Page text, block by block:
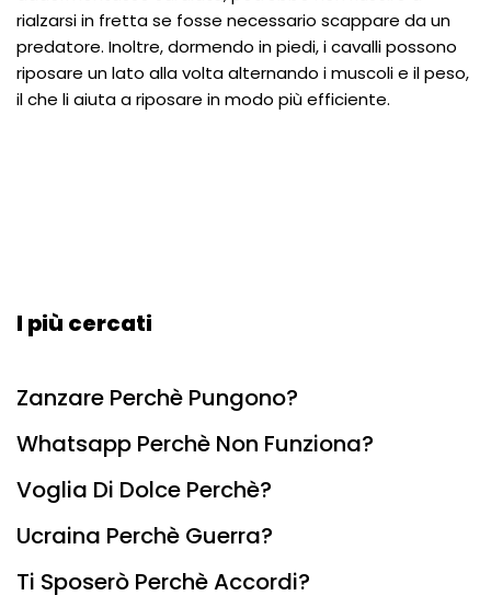
rialzarsi in fretta se fosse necessario scappare da un
predatore. Inoltre, dormendo in piedi, i cavalli possono
riposare un lato alla volta alternando i muscoli e il peso,
il che li aiuta a riposare in modo più efficiente.
I più cercati
Zanzare Perchè Pungono?
Whatsapp Perchè Non Funziona?
Voglia Di Dolce Perchè?
Ucraina Perchè Guerra?
Ti Sposerò Perchè Accordi?